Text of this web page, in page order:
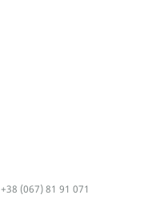
+38 (067) 81 91 071